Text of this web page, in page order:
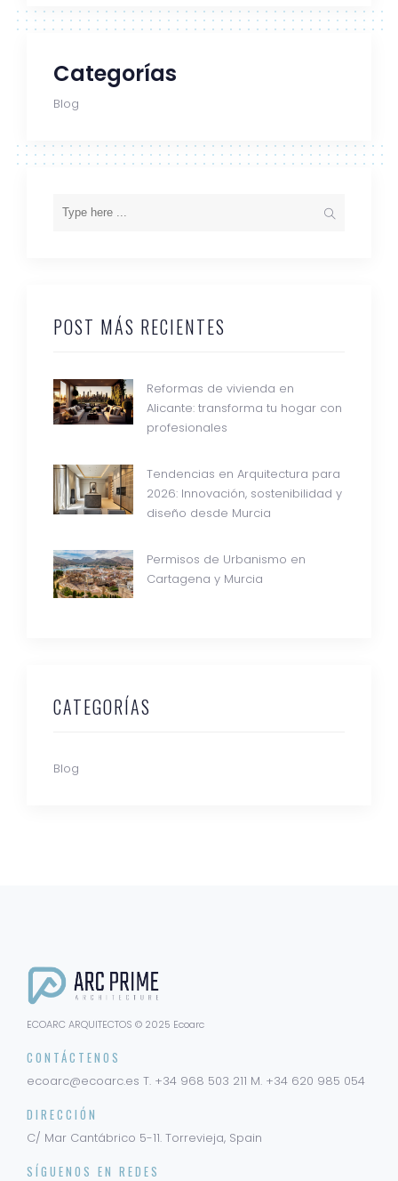
Categorías
Blog
POST MÁS RECIENTES
Reformas de vivienda en
Alicante: transforma tu hogar con
profesionales
Tendencias en Arquitectura para
2026: Innovación, sostenibilidad y
diseño desde Murcia
Permisos de Urbanismo en
Cartagena y Murcia
CATEGORÍAS
Blog
ECOARC ARQUITECTOS © 2025 Ecoarc
CONTÁCTENOS
ecoarc@ecoarc.es T. +34 968 503 211 M. +34 620 985 054
DIRECCIÓN
C/ Mar Cantábrico 5-11. Torrevieja, Spain
SÍGUENOS EN REDES